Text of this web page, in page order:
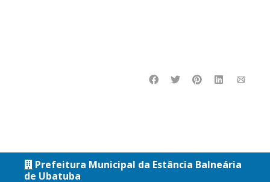
Prefeitura Municipal da Estância Balneária
de Ubatuba